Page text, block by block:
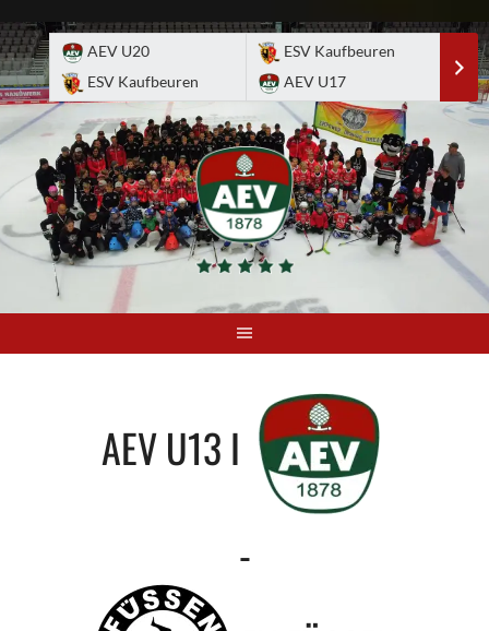
to
content
AEV U20
ESV Kaufbeuren
ESV Kaufbeuren
AEV U17
AEV U13 I
-